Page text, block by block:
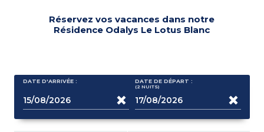
Réservez vos vacances dans notre
Résidence Odalys Le Lotus Blanc
DATE D'ARRIVÉE : DATE DE DÉPART :
(2 NUITS)